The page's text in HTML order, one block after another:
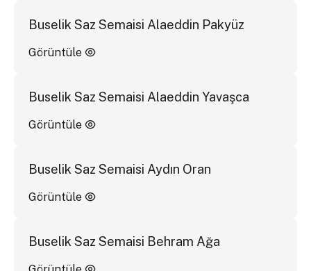
Buselik Saz Semaisi Alaeddin Pakyüz
Görüntüle
Buselik Saz Semaisi Alaeddin Yavaşca
Görüntüle
Buselik Saz Semaisi Aydın Oran
Görüntüle
Buselik Saz Semaisi Behram Ağa